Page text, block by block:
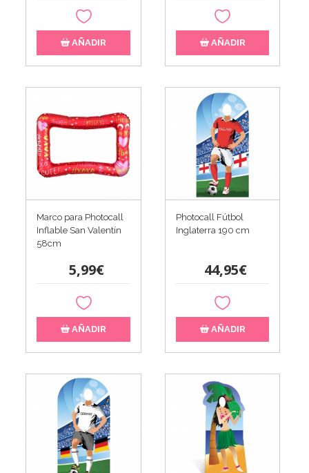
AÑADIR AÑADIR
Marco para Photocall
Inflable San Valentín
58cm
5,99€
AÑADIR
Photocall Fútbol
Inglaterra 190 cm
44,95€
AÑADIR